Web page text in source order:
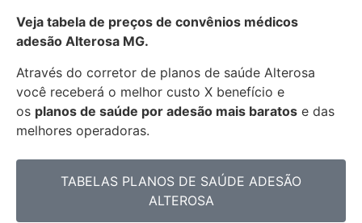
Veja tabela de preços de convênios médicos
adesão Alterosa MG.
Através do corretor de planos de saúde Alterosa
você receberá o melhor custo X benefício e
os planos de saúde por adesão mais baratos e das
melhores operadoras.
TABELAS PLANOS DE SAÚDE ADESÃO
ALTEROSA